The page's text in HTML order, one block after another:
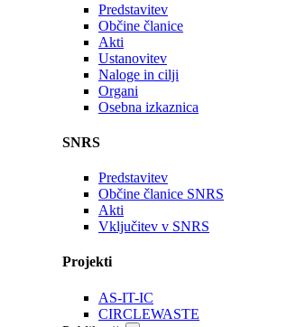
Predstavitev
Občine članice
Akti
Ustanovitev
Naloge in cilji
Organi
Osebna izkaznica
SNRS
Predstavitev
Občine članice SNRS
Akti
Vključitev v SNRS
Projekti
AS-IT-IC
CIRCLEWASTE